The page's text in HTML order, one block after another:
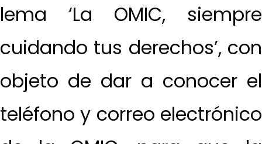
lema ‘La OMIC, siempre
cuidando tus derechos’, con
objeto de dar a conocer el
teléfono y correo electrónico